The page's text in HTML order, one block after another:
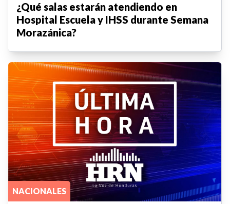
¿Qué salas estarán atendiendo en
Hospital Escuela y IHSS durante Semana
Morazánica?
NACIONALES